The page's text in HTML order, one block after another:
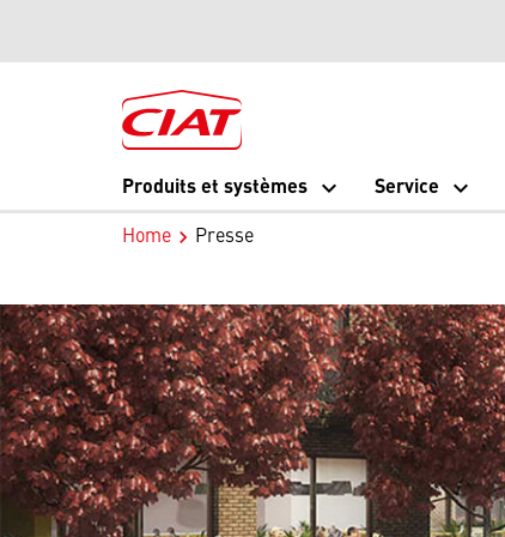
Produits et systèmes
Service
Home Presse